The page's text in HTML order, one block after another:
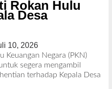
Rokan Hulu
Desa
10, 2026o
l
e
h
Keuangan Negara (PKN)
segera mengambil
terhadap Kepala Desa